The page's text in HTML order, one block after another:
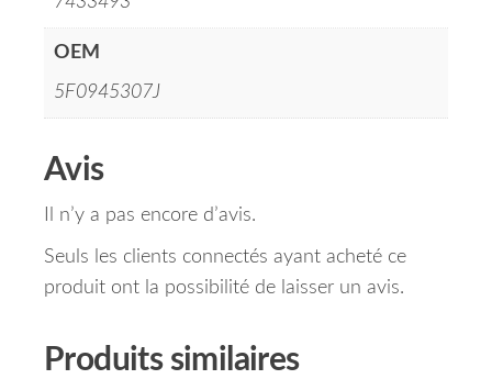
OEM
5F0945307J
Avis
Il n’y a pas encore d’avis.
Seuls les clients connectés ayant acheté ce
produit ont la possibilité de laisser un avis.
Produits similaires